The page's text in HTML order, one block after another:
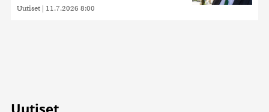
Uutiset | 11.7.2026 8:00